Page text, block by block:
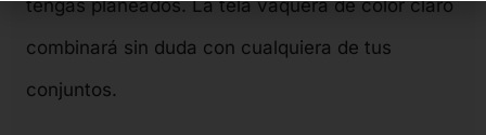
tengas planeados. La tela vaquera de color claro
combinará sin duda con cualquiera de tus
conjuntos.